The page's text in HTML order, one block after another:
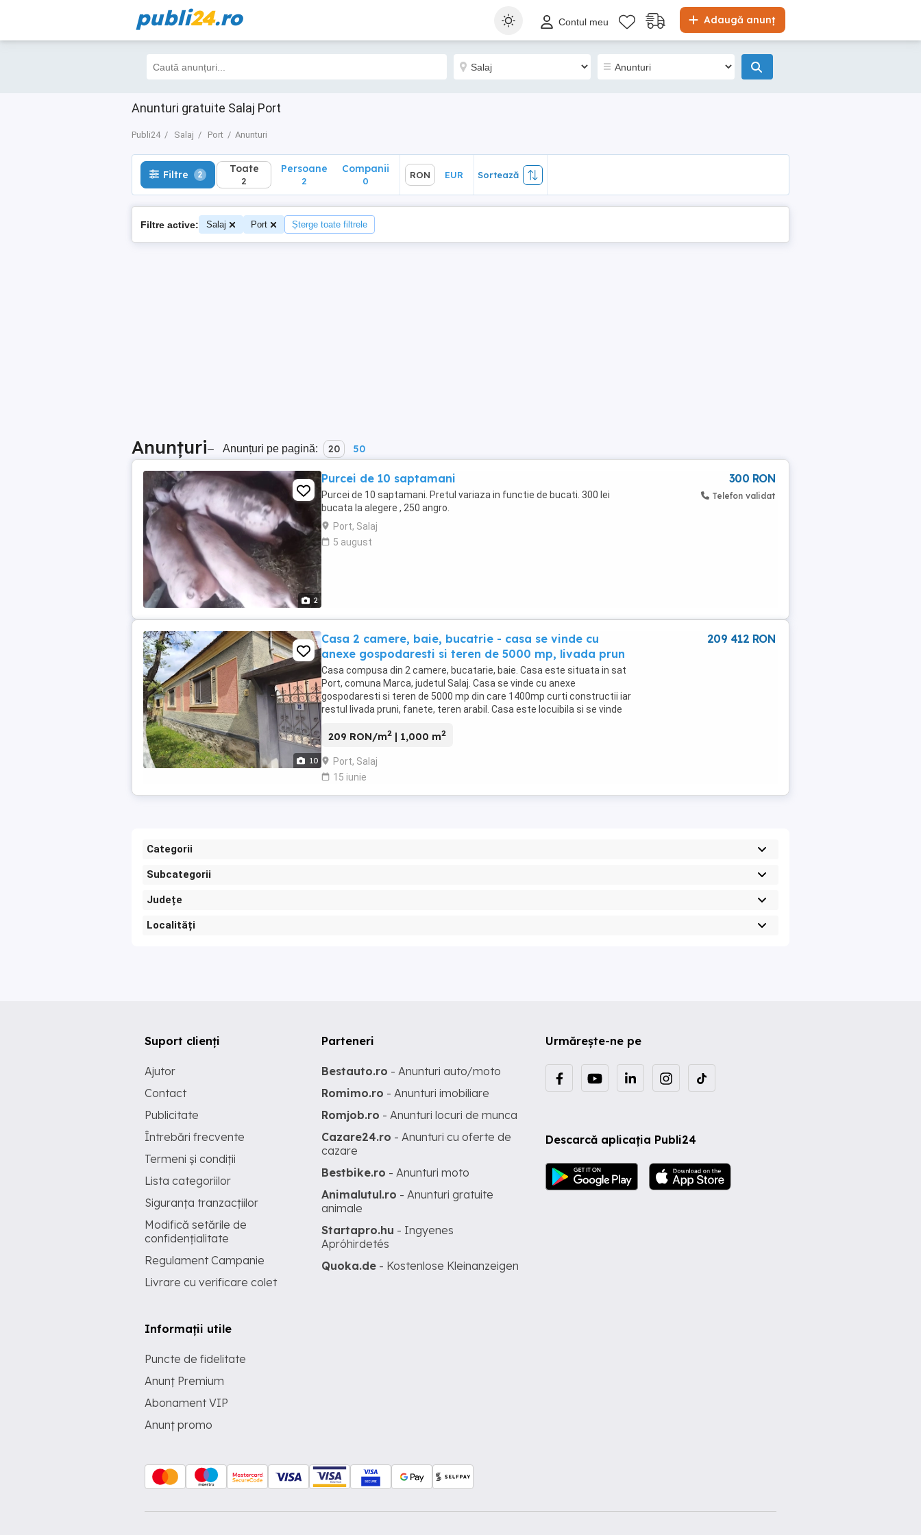
publi24.ro Adaugă anunț
Contul meu
Anunturi gratuite Salaj Port
Publi24 Salaj Port Anunturi
Filtre 2 Toate
2
Sortează
Filtre 2 Toate
2
Persoane
2
Companii
0
RON EUR Sortează
Filtre active: Salaj Port Șterge toate filtrele
Anunțuri– Anunțuri pe pagină: 20 50
2
Purcei de 10 saptamani
Purcei de 10 saptamani. Pretul variaza in functie de bucati. 300 lei
bucata la alegere , 250 angro.
Port, Salaj
5 august
300 RON
Telefon validat
10
Casa 2 camere, baie, bucatrie - casa se vinde cu
anexe gospodaresti si teren de 5000 mp, livada prun
Casa compusa din 2 camere, bucatarie, baie. Casa este situata in sat
Port, comuna Marca, judetul Salaj. Casa se vinde cu anexe
gospodaresti si teren de 5000 mp din care 1400mp curti constructii iar
restul livada pruni, fanete, teren arabil. Casa este locuibila si se vinde
209 RON/m2 | 1,000 m2
Port, Salaj
15 iunie
209 412 RON
Categorii
Subcategorii
Județe
Localități
Urmărește-ne pe
Descarcă aplicația Publi24
Suport clienți
Ajutor
Contact
Publicitate
Întrebări frecvente
Termeni și condiții
Lista categoriilor
Siguranța tranzacțiilor
Modifică setările de
confidențialitate
Regulament Campanie
Livrare cu verificare colet
Informații utile
Puncte de fidelitate
Anunț Premium
Abonament VIP
Anunț promo
Parteneri
Bestauto.ro - Anunturi auto/moto
Romimo.ro - Anunturi imobiliare
Romjob.ro - Anunturi locuri de munca
Cazare24.ro - Anunturi cu oferte de
cazare
Bestbike.ro - Anunturi moto
Animalutul.ro - Anunturi gratuite
animale
Startapro.hu - Ingyenes
Apróhirdetés
Quoka.de - Kostenlose Kleinanzeigen